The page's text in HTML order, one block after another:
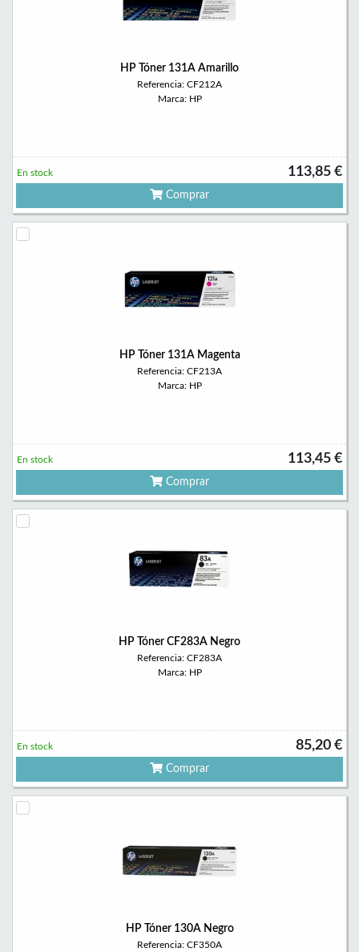
HP Tóner 131A Amarillo
Referencia: CF212A
Marca: HP
113,85 €
En stock
Comprar
HP Tóner 131A Magenta
Referencia: CF213A
Marca: HP
113,45 €
En stock
Comprar
HP Tóner CF283A Negro
Referencia: CF283A
Marca: HP
85,20 €
En stock
Comprar
HP Tóner 130A Negro
Referencia: CF350A